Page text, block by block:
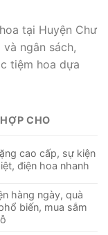
tại Huyện Chư
ngân sách,
tiệm hoa dựa
CHO
cao cấp, sự kiện
điện hoa nhanh
hàng ngày, quà
biến, mua sắm